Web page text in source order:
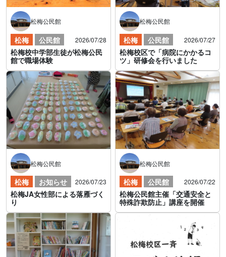
松梅公民館
松梅 公民館 2026/07/28
松梅校中学部生徒が松梅公民
館で職場体験
松梅公民館
松梅 公民館 2026/07/27
松梅校区で「病院にかかるコ
ツ」研修会を行いました
松梅公民館
松梅 お知らせ 2026/07/23
松梅JA女性部による落雁づく
り
松梅公民館
松梅 公民館 2026/07/22
松梅公民館主催「交通安全と
特殊詐欺防止」講座を開催